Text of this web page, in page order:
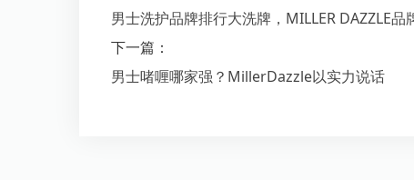
男士洗护品牌排行大洗牌，MILLER DAZZLE品
下一篇：
男士啫喱哪家强？MillerDazzle以实力说话